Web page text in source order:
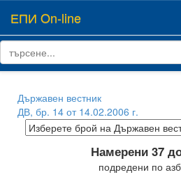
ЕПИ On-line
Държавен вестник
ДВ, бр. 14 от 14.02.2006 г.
Намерени 37
подредени по